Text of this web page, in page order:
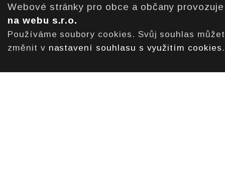
Webové stránky pro obce a občany
na webu s.r.o.
Používáme soubory cookies. Svůj souhlas
změnit v nastavení souhlasu s využitím cookies .